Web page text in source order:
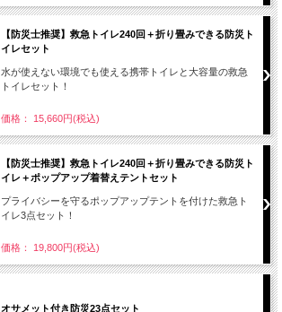
【防災士推奨】救急トイレ240回＋折り畳みできる防災ト
イレセット
水が使えない環境でも使える携帯トイレと大容量の救急
トイレセット！
価格： 15,660円(税込)
【防災士推奨】救急トイレ240回＋折り畳みできる防災ト
イレ＋ポップアップ着替えテントセット
プライバシーを守るポップアップテントを付けた救急ト
イレ3点セット！
価格： 19,800円(税込)
オサメット付き防災23点セット